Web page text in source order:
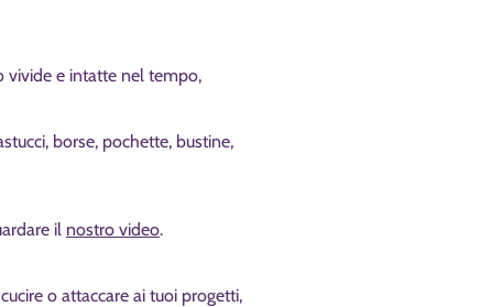
vivide e intatte nel tempo,
borse, pochette, bustine,
il nostro video.
cucire o attaccare ai tuoi progetti,